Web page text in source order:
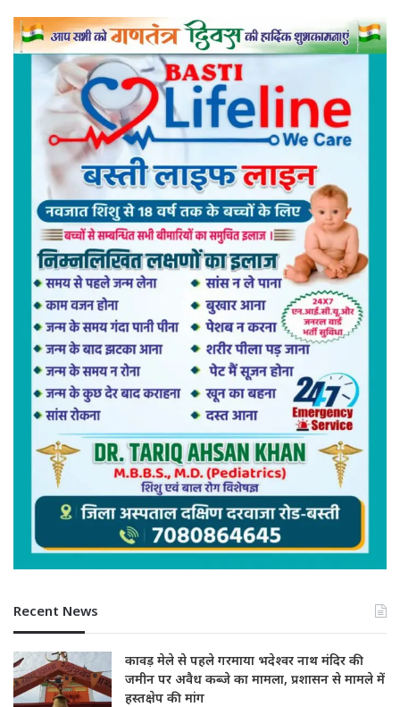
Recent News
कावड़ मेले से पहले गरमाया भदेश्वर नाथ मंदिर की
जमीन पर अवैध कब्जे का मामला, प्रशासन से मामले में
हस्तक्षेप की मांग